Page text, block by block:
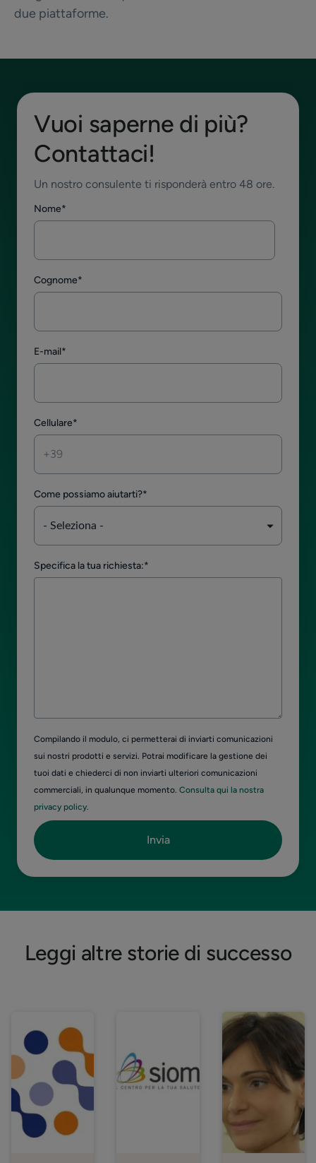
due piattaforme.
Vuoi saperne di più?
Contattaci!
Un nostro consulente ti risponderà entro 48 ore.
Nome*
Cognome*
E-mail*
Cellulare*
Come possiamo aiutarti?*
Specifica la tua richiesta:*
Compilando il modulo, ci permetterai di inviarti comunicazioni
sui nostri prodotti e servizi. Potrai modificare la gestione dei
tuoi dati e chiederci di non inviarti ulteriori comunicazioni
commerciali, in qualunque momento. Consulta qui la nostra
privacy policy.
Leggi altre storie di successo